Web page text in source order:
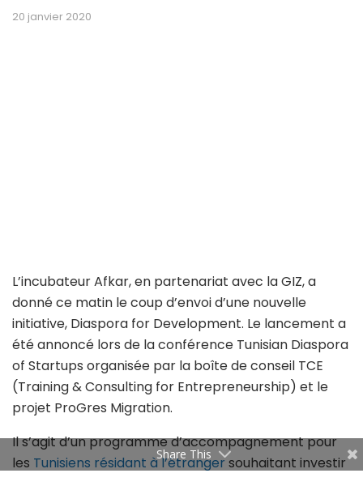
20 janvier 2020
L’incubateur Afkar, en partenariat avec la GIZ, a
donné ce matin le coup d’envoi d’une nouvelle
initiative, Diaspora for Development. Le lancement a
été annoncé lors de la conférence Tunisian Diaspora
of Startups organisée par la boîte de conseil TCE
(Training & Consulting for Entrepreneurship) et le
projet ProGres Migration.
Il s’agit d’un programme d’accompagnement pour
les Tunisiens résidant à l’étrangersouhaitant investir
Share This